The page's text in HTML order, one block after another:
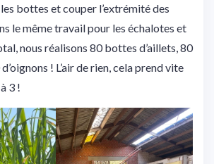
bottes et couper l’extrémité des
le même travail pour les échalotes et
nous réalisons 80 bottes d’aillets, 80
! L’air de rien, cela prend vite
3 !